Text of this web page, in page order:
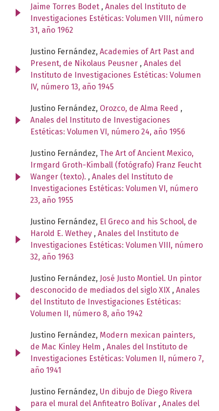
Jaime Torres Bodet , Anales del Instituto de
Investigaciones Estéticas: Volumen VIII, número
31, año 1962
Justino Fernández, Academies of Art Past and
Present, de Nikolaus Peusner , Anales del
Instituto de Investigaciones Estéticas: Volumen
IV, número 13, año 1945
Justino Fernández, Orozco, de Alma Reed ,
Anales del Instituto de Investigaciones
Estéticas: Volumen VI, número 24, año 1956
Justino Fernández, The Art of Ancient Mexico,
Irmgard Groth-Kimball (fotógrafo) Franz Feucht
Wanger (texto). , Anales del Instituto de
Investigaciones Estéticas: Volumen VI, número
23, año 1955
Justino Fernández, El Greco and his School, de
Harold E. Wethey , Anales del Instituto de
Investigaciones Estéticas: Volumen VIII, número
32, año 1963
Justino Fernández, José Justo Montiel. Un pintor
desconocido de mediados del siglo XIX , Anales
del Instituto de Investigaciones Estéticas:
Volumen II, número 8, año 1942
Justino Fernández, Modern mexican painters,
de Mac Kinley Helm , Anales del Instituto de
Investigaciones Estéticas: Volumen II, número 7,
año 1941
Justino Fernández, Un dibujo de Diego Rivera
para el mural del Anfiteatro Bolívar , Anales del